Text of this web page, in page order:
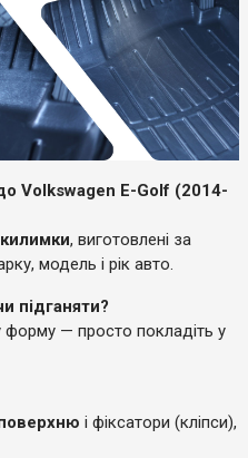
Volkswagen E-Golf (2014-
, виготовлені за
модель і рік авто.
підганяти?
— просто покладіть у
і фіксатори (кліпси),